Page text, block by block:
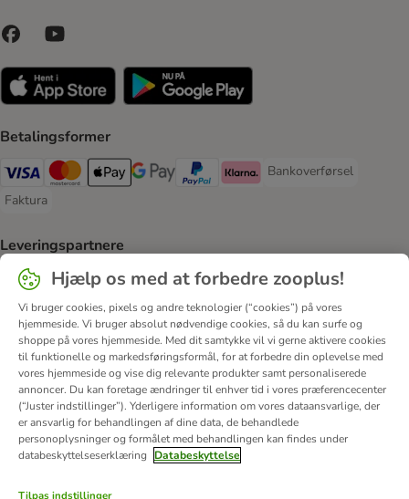
Betalingsformer
VISA Payment Method
Mastercard Payment Method
Apply pay Payment Method
Google Pay Payment Method
paypal Payment Method
Klarna Payment Method
Bankoverførsel
Bankoverførsel
Faktura
Faktura Payment Method
Leveringspartnere
GLS Shipping Method
Postnord Shipping Method
Bring Shipping Method
Sikkerhed
Security Security
Hjælp os med at forbedre zooplus!
Vi bruger cookies, pixels og andre teknologier (“cookies”) på vores
hjemmeside. Vi bruger absolut nødvendige cookies, så du kan surfe og
shoppe på vores hjemmeside. Med dit samtykke vil vi gerne aktivere cookies
til funktionelle og markedsføringsformål, for at forbedre din oplevelse med
vores hjemmeside og vise dig relevante produkter samt personaliserede
annoncer. Du kan foretage ændringer til enhver tid i vores præferencecenter
(“Juster indstillinger”). Yderligere information om vores dataansvarlige, der
er ansvarlig for behandlingen af ​​dine data, de behandlede
personoplysninger og formålet med behandlingen kan findes under
databeskyttelseserklæring
Databeskyttelse
Tilpas indstillinger